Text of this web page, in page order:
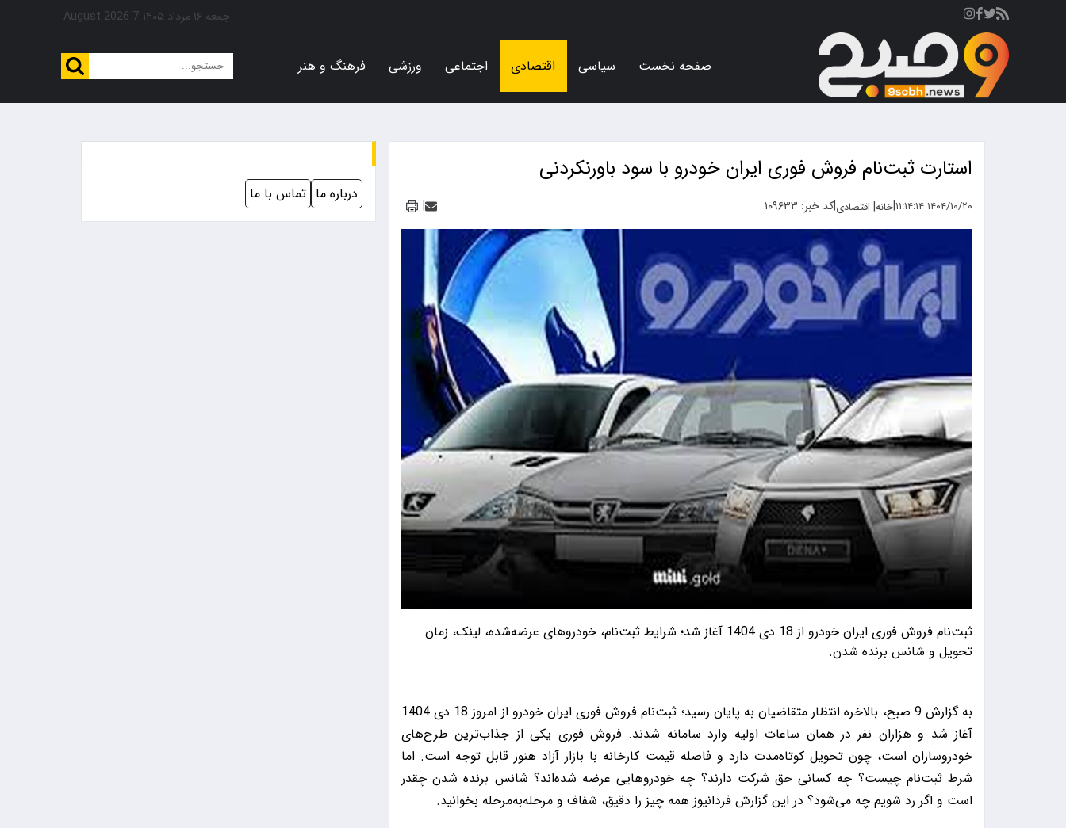
جمعه ۱۶ مرداد ۱۴۰۵ 7 August 2026
صفحه نخست سیاسی اقتصادی اجتماعی ورزشی فرهنگ و هنر
استارت ثبت‌نام فروش فوری ایران خودرو با سود باورنکردنی
۱۴۰۴/۱۰/۲۰ ۱۱:۱۴:۱۴ |خانه| اقتصادی|کد خبر: ۱۰۹۶۳۳ |
ثبت‌نام فروش فوری ایران خودرو از 18 دی 1404 آغاز شد؛ شرایط ثبت‌نام، خودروهای عرضه‌شده، لینک، زمان
تحویل و شانس برنده شدن.
به گزارش 9 صبح، بالاخره انتظار متقاضیان به پایان رسید؛ ثبت‌نام فروش فوری ایران خودرو از امروز 18 دی 1404
آغاز شد و هزاران نفر در همان ساعات اولیه وارد سامانه شدند. فروش فوری یکی از جذاب‌ترین طرح‌های
خودروسازان است، چون تحویل کوتاه‌مدت دارد و فاصله قیمت کارخانه با بازار آزاد هنوز قابل توجه است. اما
شرط ثبت‌نام چیست؟ چه کسانی حق شرکت دارند؟ چه خودروهایی عرضه شده‌اند؟ شانس برنده شدن چقدر
است و اگر رد شویم چه می‌شود؟ در این گزارش فردانیوز همه چیز را دقیق، شفاف و مرحله‌به‌مرحله بخوانید.
درباره ما تماس با ما